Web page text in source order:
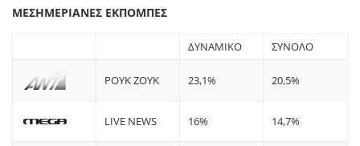
ΜΕΣΗΜΕΡΙΑΝΕΣ ΕΚΠΟΜΠΕΣ
ΔΥΝΑΜΙΚΟ ΣΥΝΟΛΟ
ΡΟΥΚ ΖΟΥΚ 23,1% 20,5%
LIVE NEWS 16% 14,7%